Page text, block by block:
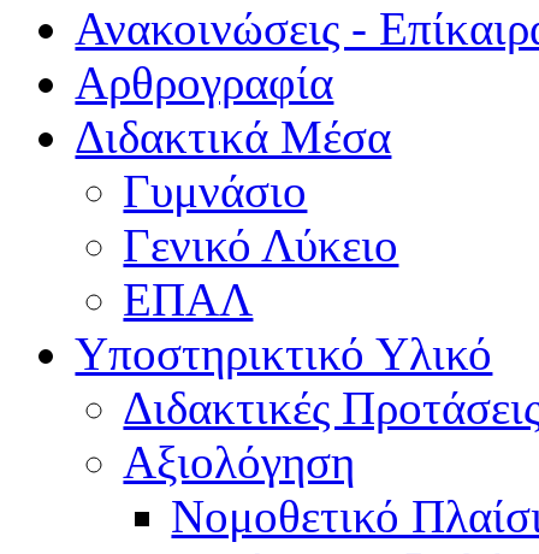
Ανακοινώσεις -
Αρθρογραφία
Διδακτικά Μέσα
Γυμνάσιο
Γενικό Λύκειο
ΕΠΑΛ
Υποστηρικτικό Υλικό
Διδακτικές
Αξιολόγηση
Νομοθετικό